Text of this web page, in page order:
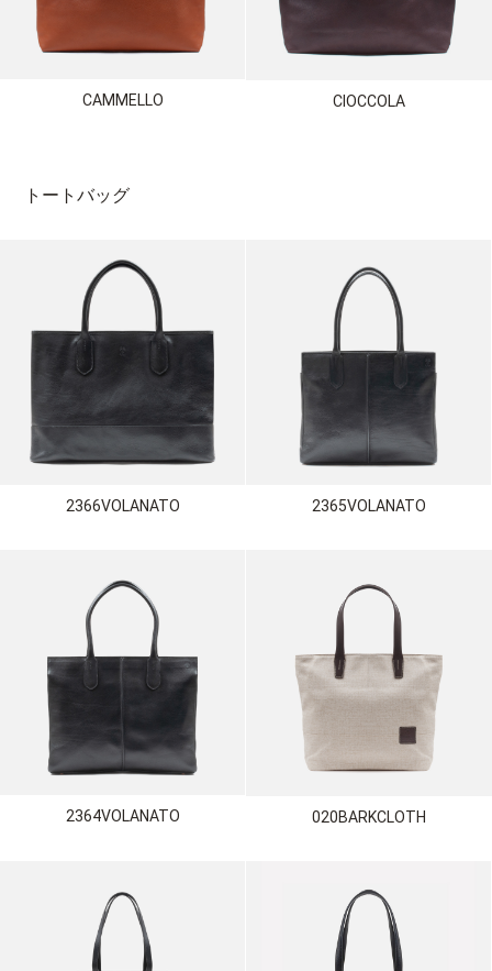
CAMMELLO CIOCCOLA
トートバッグ
2366VOLANATO 2365VOLANATO
2364VOLANATO 020BARKCLOTH